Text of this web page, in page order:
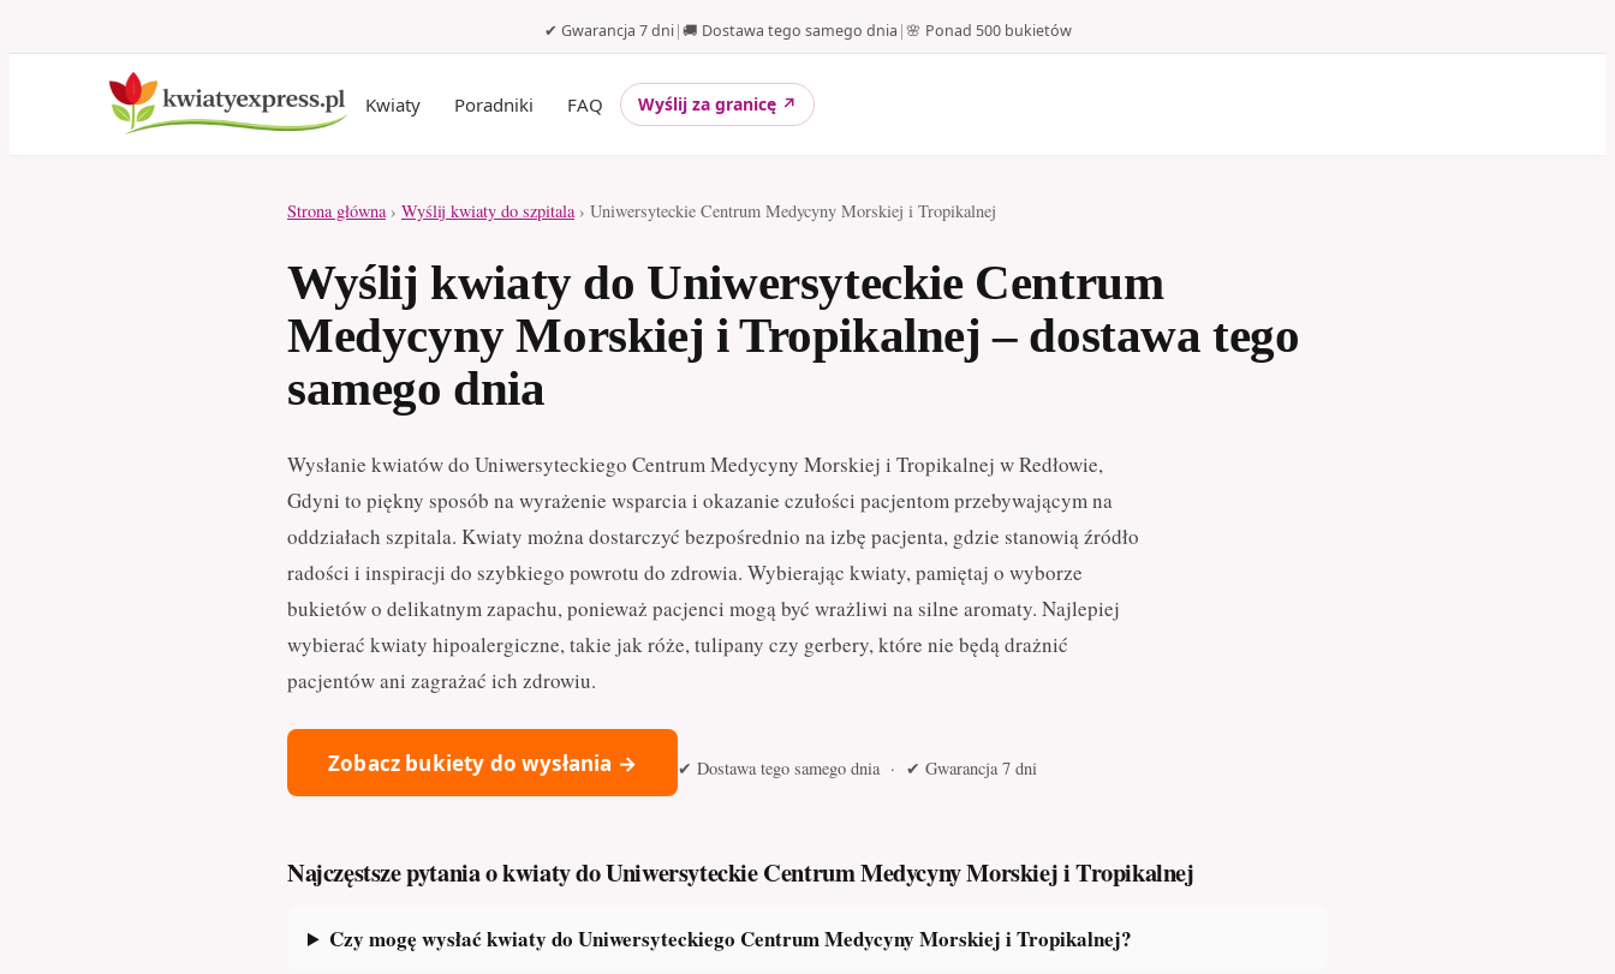
✔ Gwarancja 7 dni|🚚 Dostawa tego samego dnia |🌸 Ponad 500 bukietów
Kwiaty Poradniki FAQ Wyślij za granicę ↗
Strona główna› Wyślij kwiaty do szpitala› Uniwersyteckie Centrum Medycyny Morskiej i Tropikalnej
Wyślij kwiaty do Uniwersyteckie Centrum
Medycyny Morskiej i Tropikalnej – dostawa tego
samego dnia
Wysłanie kwiatów do Uniwersyteckiego Centrum Medycyny Morskiej i Tropikalnej w Redłowie,
Gdyni to piękny sposób na wyrażenie wsparcia i okazanie czułości pacjentom przebywającym na
oddziałach szpitala. Kwiaty można dostarczyć bezpośrednio na izbę pacjenta, gdzie stanowią źródło
radości i inspiracji do szybkiego powrotu do zdrowia. Wybierając kwiaty, pamiętaj o wyborze
bukietów o delikatnym zapachu, ponieważ pacjenci mogą być wrażliwi na silne aromaty. Najlepiej
wybierać kwiaty hipoalergiczne, takie jak róże, tulipany czy gerbery, które nie będą drażnić
pacjentów ani zagrażać ich zdrowiu.
Zobacz bukiety do wysłania → ✔ Dostawa tego samego dnia · ✔ Gwarancja 7 dni
Najczęstsze pytania o kwiaty do Uniwersyteckie Centrum Medycyny Morskiej i Tropikalnej
Czy mogę wysłać kwiaty do Uniwersyteckiego Centrum Medycyny Morskiej i Tropikalnej?